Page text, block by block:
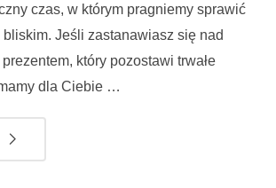
czas, w którym pragniemy sprawić
bliskim. Jeśli zastanawiasz się nad
prezentem, który pozostawi trwałe
dla Ciebie …